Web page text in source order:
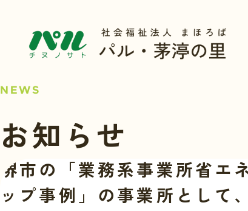
NEWS
お知らせ
堺市の「業務系事業所省
ップ事例」の事業所として